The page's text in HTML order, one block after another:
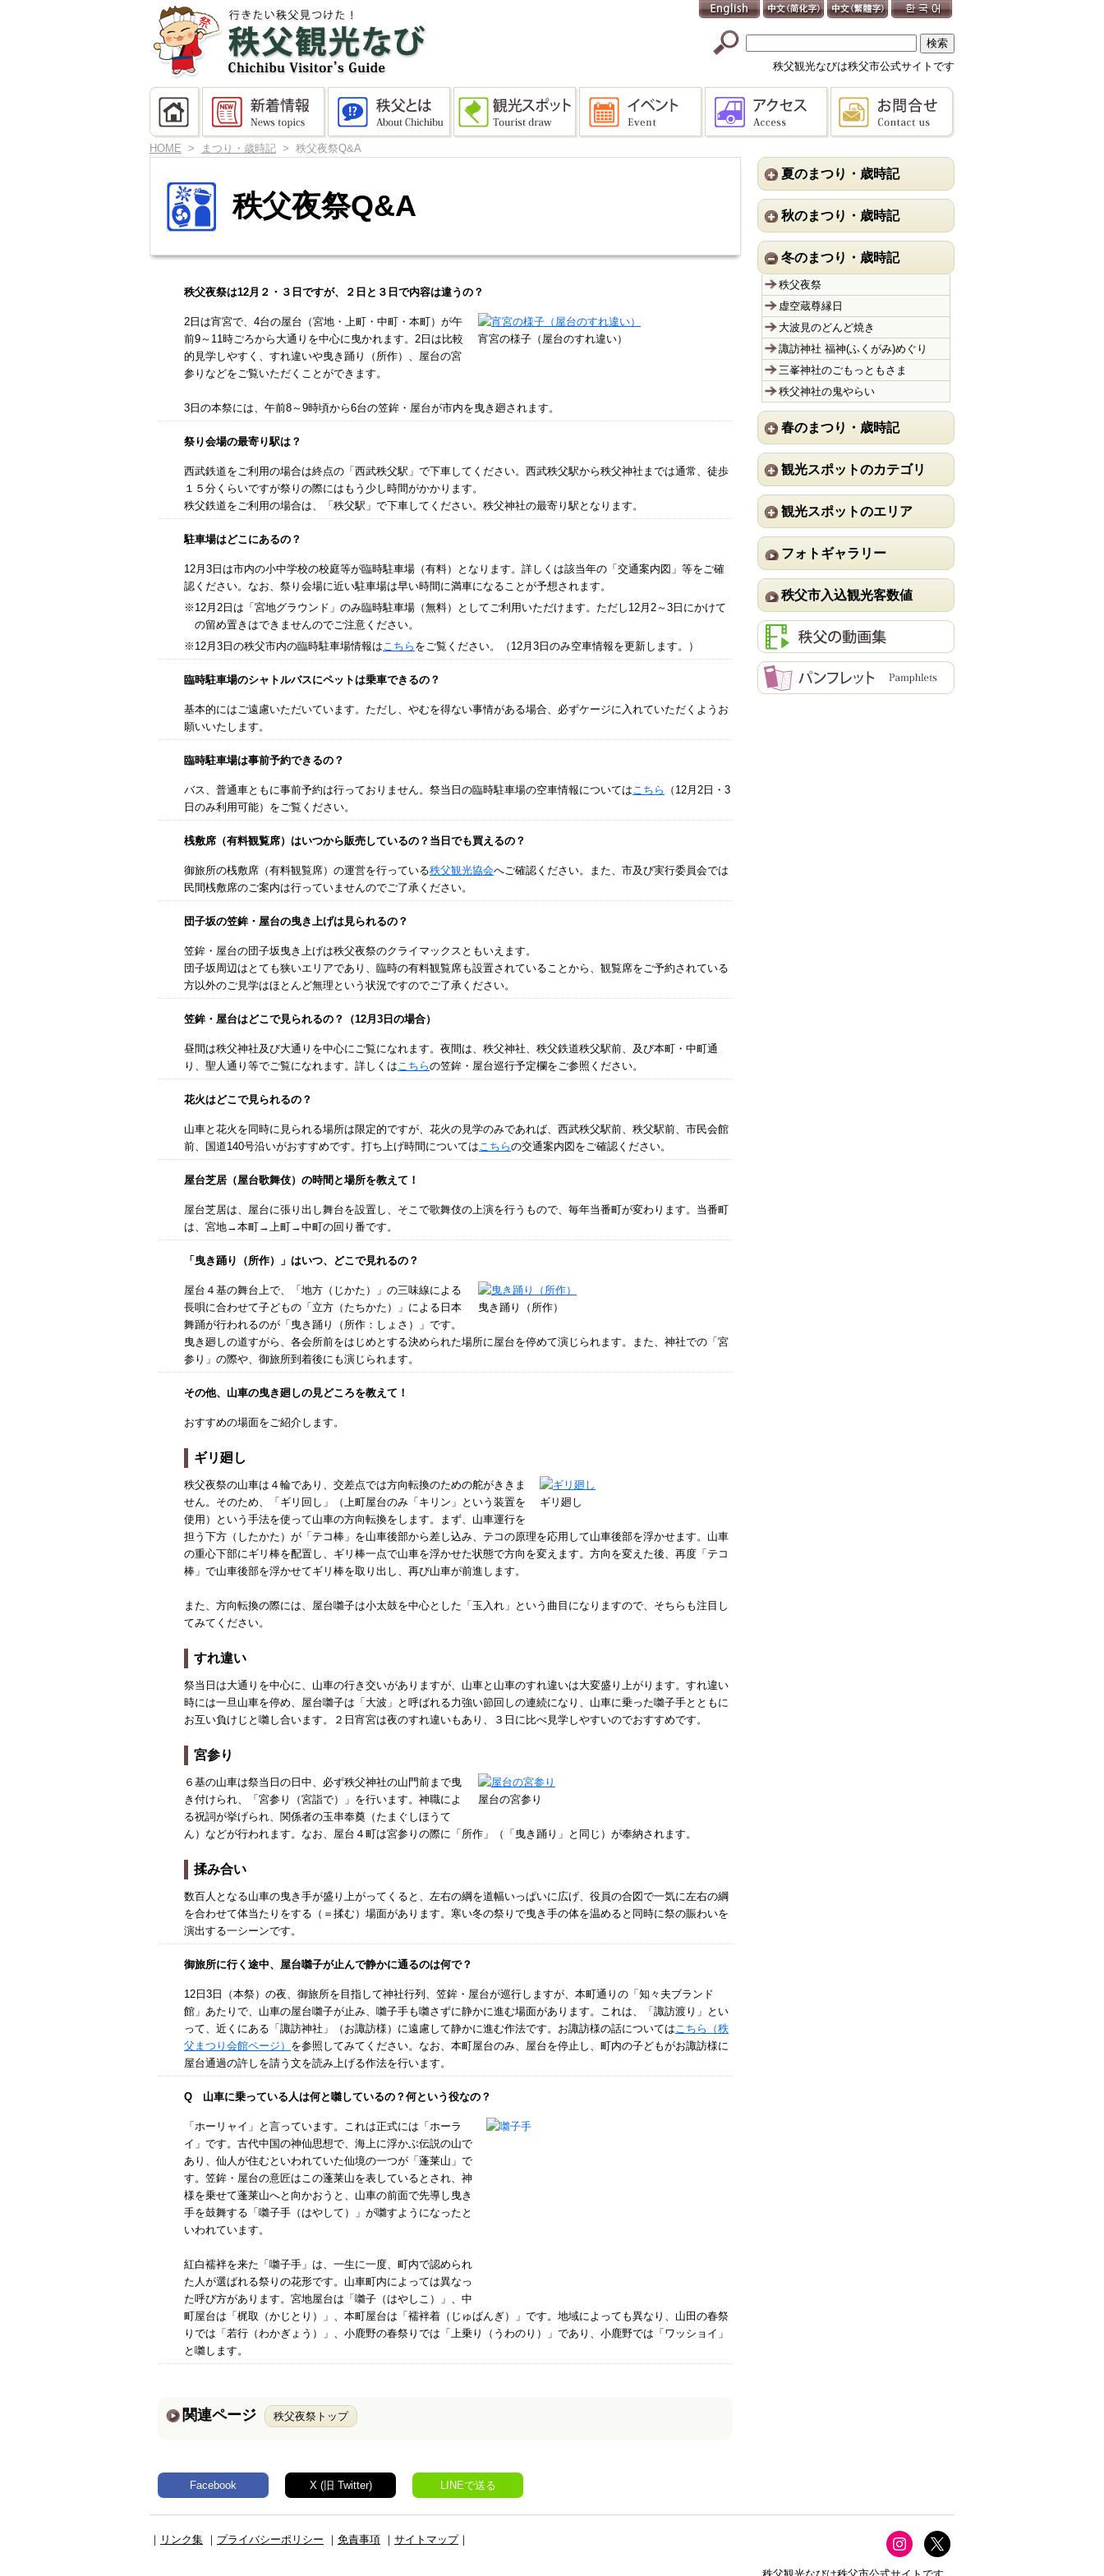
秩父観光なびは秩父市公式サイトです
HOME > まつり・歳時記 > 秩父夜祭Q&A
秩父夜祭Q&A
秩父夜祭は12月２・３日ですが、２日と３日で内容は違うの？
宵宮の様子（屋台のすれ違い）
2日は宵宮で、4台の屋台（宮地・上町・中町・本町）が午
前9～11時ごろから大通りを中心に曳かれます。2日は比較
的見学しやすく、すれ違いや曳き踊り（所作）、屋台の宮
参りなどをご覧いただくことができます。
3日の本祭には、午前8～9時頃から6台の笠鉾・屋台が市内を曳き廻されます。
祭り会場の最寄り駅は？
西武鉄道をご利用の場合は終点の「西武秩父駅」で下車してください。西武秩父駅から秩父神社までは通常、徒歩
１５分くらいですが祭りの際にはもう少し時間がかかります。
秩父鉄道をご利用の場合は、「秩父駅」で下車してください。秩父神社の最寄り駅となります。
駐車場はどこにあるの？
12月3日は市内の小中学校の校庭等が臨時駐車場（有料）となります。詳しくは該当年の「交通案内図」等をご確
認ください。なお、祭り会場に近い駐車場は早い時間に満車になることが予想されます。
※12月2日は「宮地グラウンド」のみ臨時駐車場（無料）としてご利用いただけます。ただし12月2～3日にかけて
の留め置きはできませんのでご注意ください。
※12月3日の秩父市内の臨時駐車場情報はこちら をご覧ください。（12月3日のみ空車情報を更新します。）
臨時駐車場のシャトルバスにペットは乗車できるの？
基本的にはご遠慮いただいています。ただし、やむを得ない事情がある場合、必ずケージに入れていただくようお
願いいたします。
臨時駐車場は事前予約できるの？
バス、普通車ともに事前予約は行っておりません。祭当日の臨時駐車場の空車情報についてはこちら
（12月2日・3
日のみ利用可能）をご覧ください。
桟敷席（有料観覧席）はいつから販売しているの？当日でも買えるの？
御旅所の桟敷席（有料観覧席）の運営を行っている秩父観光協会へご確認ください。また、市及び実行委員会では
民間桟敷席のご案内は行っていませんのでご了承ください。
団子坂の笠鉾・屋台の曳き上げは見られるの？
笠鉾・屋台の団子坂曳き上げは秩父夜祭のクライマックスともいえます。
団子坂周辺はとても狭いエリアであり、臨時の有料観覧席も設置されていることから、観覧席をご予約されている
方以外のご見学はほとんど無理という状況ですのでご了承ください。
笠鉾・屋台はどこで見られるの？（12月3日の場合）
昼間は秩父神社及び大通りを中心にご覧になれます。夜間は、秩父神社、秩父鉄道秩父駅前、及び本町・中町通
り、聖人通り等でご覧になれます。詳しくはこちらの笠鉾・屋台巡行予定欄をご参照ください。
花火はどこで見られるの？
山車と花火を同時に見られる場所は限定的ですが、花火の見学のみであれば、西武秩父駅前、秩父駅前、市民会館
前、国道140号沿いがおすすめです。打ち上げ時間についてはこちらの交通案内図をご確認ください。
屋台芝居（屋台歌舞伎）の時間と場所を教えて！
屋台芝居は、屋台に張り出し舞台を設置し、そこで歌舞伎の上演を行うもので、毎年当番町が変わります。当番町
は、宮地→本町→上町→中町の回り番です。
「曳き踊り（所作）」はいつ、どこで見れるの？
曳き踊り（所作）
屋台４基の舞台上で、「地方（じかた）」の三味線による
長唄に合わせて子どもの「立方（たちかた）」による日本
舞踊が行われるのが「曳き踊り（所作：しょさ）」です。
曳き廻しの道すがら、各会所前をはじめとする決められた場所に屋台を停めて演じられます。また、神社での「宮
参り」の際や、御旅所到着後にも演じられます。
その他、山車の曳き廻しの見どころを教えて！
おすすめの場面をご紹介します。
ギリ廻し
ギリ廻し
秩父夜祭の山車は４輪であり、交差点では方向転換のための舵がききま
せん。そのため、「ギリ回し」（上町屋台のみ「キリン」という装置を
使用）という手法を使って山車の方向転換をします。まず、山車運行を
担う下方（したかた）が「テコ棒」を山車後部から差し込み、テコの原理を応用して山車後部を浮かせます。山車
の重心下部にギリ棒を配置し、ギリ棒一点で山車を浮かせた状態で方向を変えます。方向を変えた後、再度「テコ
棒」で山車後部を浮かせてギリ棒を取り出し、再び山車が前進します。
また、方向転換の際には、屋台囃子は小太鼓を中心とした「玉入れ」という曲目になりますので、そちらも注目し
てみてください。
すれ違い
祭当日は大通りを中心に、山車の行き交いがありますが、山車と山車のすれ違いは大変盛り上がります。すれ違い
時には一旦山車を停め、屋台囃子は「大波」と呼ばれる力強い節回しの連続になり、山車に乗った囃子手とともに
お互い負けじと囃し合います。２日宵宮は夜のすれ違いもあり、３日に比べ見学しやすいのでおすすめです。
宮参り
屋台の宮参り
６基の山車は祭当日の日中、必ず秩父神社の山門前まで曳
き付けられ、「宮参り（宮詣で）」を行います。神職によ
る祝詞が挙げられ、関係者の玉串奉奠（たまぐしほうて
ん）などが行われます。なお、屋台４町は宮参りの際に「所作」（「曳き踊り」と同じ）が奉納されます。
揉み合い
数百人となる山車の曳き手が盛り上がってくると、左右の綱を道幅いっぱいに広げ、役員の合図で一気に左右の綱
を合わせて体当たりをする（＝揉む）場面があります。寒い冬の祭りで曳き手の体を温めると同時に祭の賑わいを
演出する一シーンです。
御旅所に行く途中、屋台囃子が止んで静かに通るのは何で？
12日3日（本祭）の夜、御旅所を目指して神社行列、笠鉾・屋台が巡行しますが、本町通りの「知々夫ブランド
館」あたりで、山車の屋台囃子が止み、囃子手も囃さずに静かに進む場面があります。これは、「諏訪渡り」とい
って、近くにある「諏訪神社」（お諏訪様）に遠慮して静かに進む作法です。お諏訪様の話についてはこちら（秩
父まつり会館ページ） を参照してみてください。なお、本町屋台のみ、屋台を停止し、町内の子どもがお諏訪様に
屋台通過の許しを請う文を読み上げる作法を行います。
Q 山車に乗っている人は何と囃しているの？何という役なの？
「ホーリャイ」と言っています。これは正式には「ホーラ
イ」です。古代中国の神仙思想で、海上に浮かぶ伝説の山で
あり、仙人が住むといわれていた仙境の一つが「蓬莱山」で
す。笠鉾・屋台の意匠はこの蓬莱山を表しているとされ、神
様を乗せて蓬莱山へと向かおうと、山車の前面で先導し曳き
手を鼓舞する「囃子手（はやして）」が囃すようになったと
いわれています。
紅白襦袢を来た「囃子手」は、一生に一度、町内で認められ
た人が選ばれる祭りの花形です。山車町内によっては異なっ
た呼び方があります。宮地屋台は「囃子（はやしこ）」、中
町屋台は「梶取（かじとり）」、本町屋台は「襦袢着（じゅばんぎ）」です。地域によっても異なり、山田の春祭
りでは「若行（わかぎょう）」、小鹿野の春祭りでは「上乗り（うわのり）」であり、小鹿野では「ワッショイ」
と囃します。
関連ページ 秩父夜祭トップ
夏のまつり・歳時記
秋のまつり・歳時記
冬のまつり・歳時記
秩父夜祭
虚空蔵尊縁日
大波見のどんど焼き
諏訪神社 福神(ふくがみ)めぐり
三峯神社のごもっともさま
秩父神社の鬼やらい
春のまつり・歳時記
観光スポットのカテゴリ
観光スポットのエリア
フォトギャラリー
秩父市入込観光客数値
Facebook X (旧 Twitter) LINEで送る
｜ リンク集 ｜ プライバシーポリシー ｜ 免責事項 ｜ サイトマップ｜